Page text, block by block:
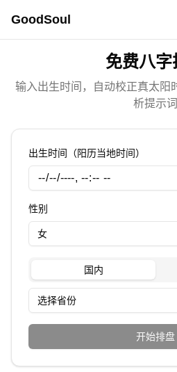
GoodSoul
免费八字
输入出生时间，自动校正真太阳
析提示词
出生时间（阳历当地时间）
性别
女
国内
选择省份
开始排盘